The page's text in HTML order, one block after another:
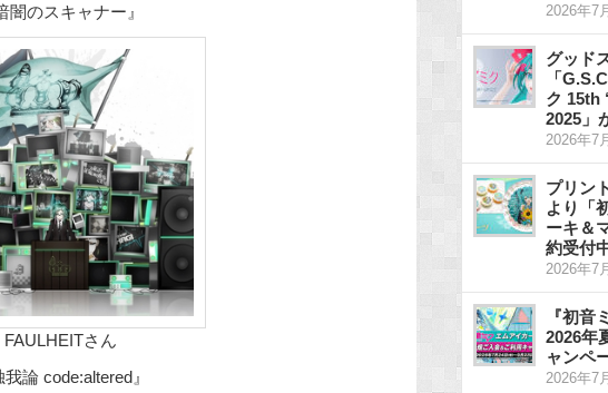
闇のスキャナー』
FAULHEITさん
論 code:altered』
2026年7
グッド
「
ク 15th
2025」
2026年7
プリン
より「
ーキ＆
約受付
2026年7
『初音
2026年
ャンペ
2026年7